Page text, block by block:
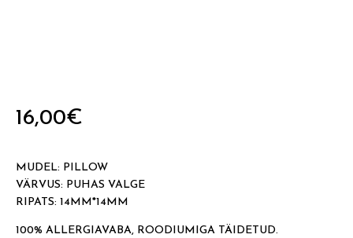
16,00€
MUDEL: PILLOW
VÄRVUS: PUHAS VALGE
RIPATS: 14MM*14MM
100% ALLERGIAVABA, ROODIUMIGA TÄIDETUD.